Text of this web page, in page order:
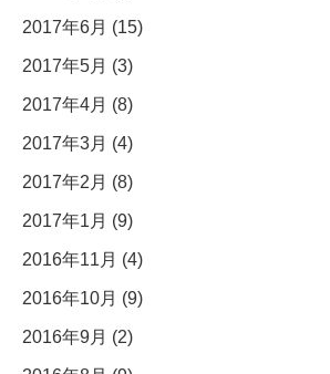
2017年6月 (15)
2017年5月 (3)
2017年4月 (8)
2017年3月 (4)
2017年2月 (8)
2017年1月 (9)
2016年11月 (4)
2016年10月 (9)
2016年9月 (2)